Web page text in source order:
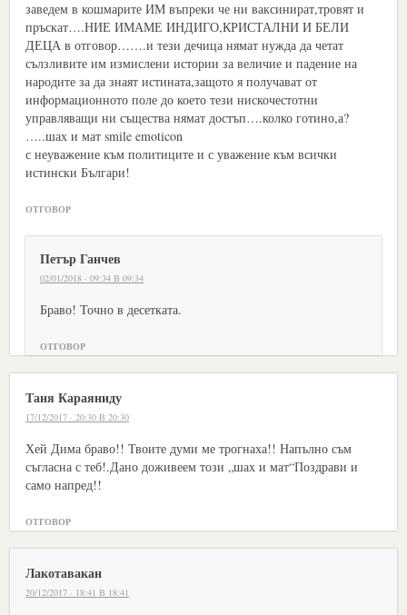
заведем в кошмарите ИМ въпреки че ни ваксинират,тровят и
пръскат….НИЕ ИМАМЕ ИНДИГО,КРИСТАЛНИ И БЕЛИ
ДЕЦА в отговор…….и тези дечица нямат нужда да четат
сълзливите им измислени истории за величие и падение на
народите за да знаят истината,защото я получават от
информационното поле до което тези нискочестотни
управляващи ни същества нямат достъп….колко готино,а?
…..шах и мат smile emoticon
с неуважение към политиците и с уважение към всички
истински Българи!
ОТГОВОР
Петър Ганчев
02/01/2018 · 09:34 В 09:34
Браво! Точно в десетката.
ОТГОВОР
Таня Караяниду
17/12/2017 · 20:30 В 20:30
Хей Дима браво!! Твоите думи ме трогнаха!! Напълно съм
съгласна с теб!.Дано доживеем този „шах и мат“Поздрави и
само напред!!
ОТГОВОР
Лакотавакан
20/12/2017 · 18:41 В 18:41